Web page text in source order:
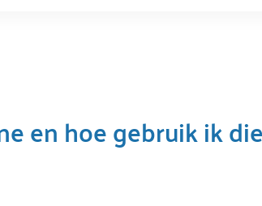
en hoe gebruik ik